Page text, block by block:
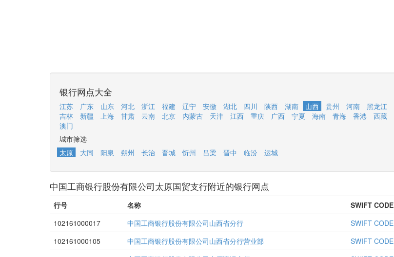
银行网点大全
江苏 广东 山东 河北 浙江 福建 辽宁 安徽 湖北 四川 陕西 湖南 山西 贵州 河南
黑龙江
吉林
新疆 上海 甘肃 云南 北京 内蒙古 天津 江西 重庆 广西 宁夏 海南 青海 香港
西藏
澳门
城市筛选
太原
大同 阳泉 朔州 长治 晋城 忻州 吕梁 晋中 临汾 运城
中国工商银行股份有限公司太原国贸支行附近的银行网点
行号 名称
SWIFT CODE
102161000017
中国工商银行股份有限公司山西省分行
SWIFT CODE
102161000105
中国工商银行股份有限公司山西省分行营业部
SWIFT CODE